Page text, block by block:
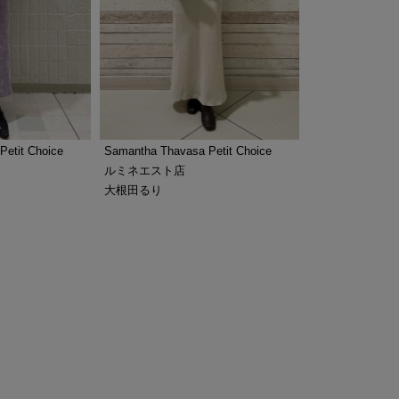
Choice
Samantha Thavasa Petit Choice
ルミネエスト店
大根田るり